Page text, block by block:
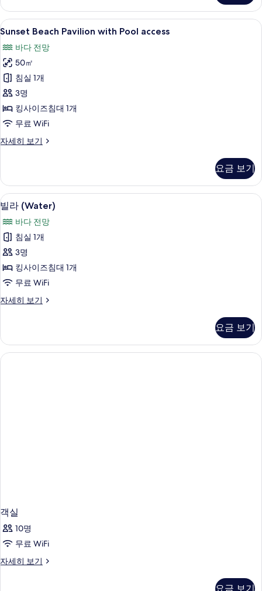
access
자
세
보
기
Sunset
Beach
Pavilion
with
Pool
access
사
진
모
기
Sunset Beach Pavilion with Pool
7
Sunset Beach Pavilion with Pool access
바다 전망
50㎡
침실 1개
3명
킹사이즈침대 1개
무료 WiFi
자세히 보기
Sunset
Pool
access
자
히
보
요금 보기
빌
라
(Water)
사
진
모
두
보
빌라 (Water) | 미니바, 객실 내 금고, 책
5
빌라 (Water)
바다 전망
침실 1개
3명
킹사이즈침대 1개
무료 WiFi
자세히 보기
빌
세
히
보
요금 보기
객실
10명
무료 WiFi
자세히 보기
객
요금 보기